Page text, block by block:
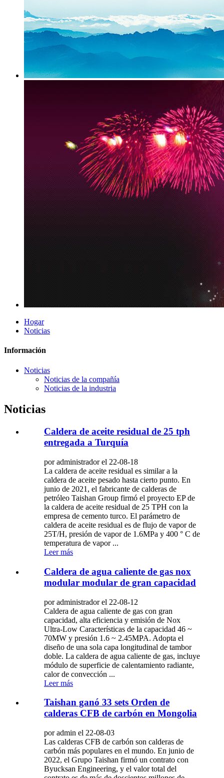
Hogar
Noticias
Información
Noticias
Noticias de la compañía
Noticias de la industria
Noticias
Caldera de aceite residual de 25 tph
entregada a Turquía
por administrador el 22-08-18
La caldera de aceite residual es similar a la
caldera de aceite pesado hasta cierto punto. En
junio de 2021, el fabricante de calderas de
petróleo Taishan Group firmó el proyecto EP de
la caldera de aceite residual de 25 TPH con la
empresa de cemento turco. El parámetro de
caldera de aceite residual es de flujo de vapor de
25T/H, presión de vapor de 1.6MPa y 400 ° C de
temperatura de vapor ...
Leer más
Caldera de agua caliente de gas nox
modular modular de gran capacidad
por administrador el 22-08-12
Caldera de agua caliente de gas con gran
capacidad, alta eficiencia y emisión de Nox
Ultra-Low Características de la capacidad 46 ~
70MW y presión 1.6 ~ 2.45MPA. Adopta el
diseño de una sola capa longitudinal de tambor
doble. La caldera de agua caliente de gas, incluye
módulo de superficie de calentamiento radiante,
calor de convección ...
Leer más
Taishan ganó 33 sets Orden de
calderas CFB de carbón en Mongolia
por admin el 22-08-03
Las calderas CFB de carbón son calderas de
carbón más populares en el mundo. En junio de
2022, el Grupo Taishan firmó un contrato con
Byucksan Engineering, y el valor total del